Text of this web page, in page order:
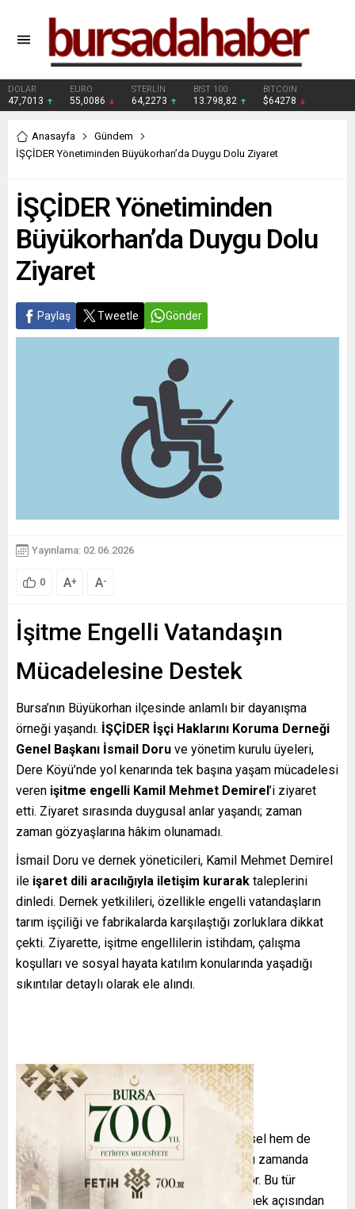
DOLAR
47,7013
EURO
55,0086
STERLİN
64,2273
BIST 100
13.798,82
BITCOIN
$64278
Anasayfa
Gündem
İŞÇİDER Yönetiminden Büyükorhan’da Duygu Dolu Ziyaret
İŞÇİDER Yönetiminden
Büyükorhan’da Duygu Dolu
Ziyaret
Paylaş Tweetle Gönder
Yayınlama: 02.06.2026
0 A+ A-
İşitme Engelli Vatandaşın
Mücadelesine Destek
Bursa’nın Büyükorhan ilçesinde anlamlı bir dayanışma
örneği yaşandı. İŞÇİDER İşçi Haklarını Koruma Derneği
Genel Başkanı İsmail Doru ve yönetim kurulu üyeleri,
Dere Köyü’nde yol kenarında tek başına yaşam mücadelesi
veren işitme engelli Kamil Mehmet Demirel’i ziyaret
etti. Ziyaret sırasında duygusal anlar yaşandı; zaman
zaman gözyaşlarına hâkim olunamadı.
İsmail Doru ve dernek yöneticileri, Kamil Mehmet Demirel
ile işaret dili aracılığıyla iletişim kurarak taleplerini
dinledi. Dernek yetkilileri, özellikle engelli vatandaşların
tarım işçiliği ve fabrikalarda karşılaştığı zorluklara dikkat
çekti. Ziyarette, işitme engellilerin istihdam, çalışma
koşulları ve sosyal hayata katılım konularında yaşadığı
sıkıntılar detaylı olarak ele alındı.
Dernek yetkilileri, “Engelli işçiler, hem fiziksel hem de
iletişim engelleriyle mücadele ederken aynı zamanda
ekonomik yaşamın yükünü tek başına taşıyor. Bu tür
ziyaretler, onların yalnız olmadığını göstermek açısından